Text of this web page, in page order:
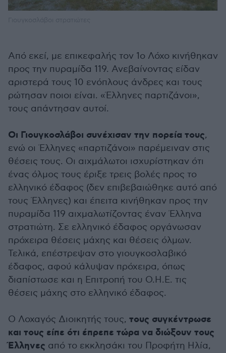
Από εκεί, με επικεφαλής τον 1ο Λόχο κινήθηκαν
προς την πυραμίδα 119. Ανεβαίνοντας είδαν
αριστερά τους 10 ενόπλους άνδρες και τους
ρώτησαν ποιοι είναι. «Έλληνες παρτιζάνοι»,
τους απάντησαν αυτοί.
Οι Γιουγκοσλάβοι συνέχισαν την πορεία τους,
ενώ οι Έλληνες «παρτιζάνοι» παρέμειναν στις
θέσεις τους. Οι αιχμάλωτοι ισχυρίστηκαν ότι
ένας όλμος τους έριξε τρεις βολές προς το
ελληνικό έδαφος (δεν επιβεβαιώθηκε αυτό από
τους Έλληνες) και έπειτα κινήθηκαν προς την
πυραμίδα 119 αιχμαλωτίζοντας έναν Έλληνα
στρατιώτη. Σε ελληνικό έδαφος οργάνωσαν
πρόχειρα θέσεις μάχης και θέσεις όλμων.
Τελικά, επέστρεψαν στο γιουγκοσλαβικό
έδαφος, αφού κάλυψαν πρόχειρα, όπως
διαπίστωσε και η Επιτροπή του Ο.Η.Ε. τις
θέσεις μάχης στο ελληνικό έδαφος.
Ο Λοχαγός Διοικητής τους, τους συγκέντρωσε
και τους είπε ότι έπρεπε τώρα να διώξουν τους
Έλληνες από το εκκλησάκι του Προφήτη Ηλία,